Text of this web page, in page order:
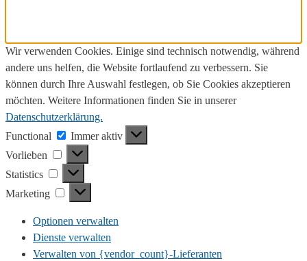
Wir verwenden Cookies. Einige sind technisch notwendig, während
andere uns helfen, die Website fortlaufend zu verbessern. Sie
können durch Ihre Auswahl festlegen, ob Sie Cookies akzeptieren
möchten. Weitere Informationen finden Sie in unserer
Datenschutzerklärung.
Functional
Functional
Immer aktiv
Vorlieben
Vorlieben
Statistics
Statistics
Marketing
Marketing
Optionen verwalten
Dienste verwalten
Verwalten von {vendor_count}-Lieferanten